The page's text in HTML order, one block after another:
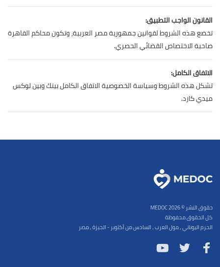
القانون الواجب التطبيق:
تخضع هذه الشروط لقوانين جمهورية مصر العربية، وتكون محاكم القاهرة
صاحبة الاختصاص القضائي الحصري.
الاتفاق الكامل:
تشكل هذه الشروط وسياسة الخصوصية الاتفاق الكامل بينك وبين لوكس
ميدي كارد.
حقوق النشر © 2026 MEDOC
كل الحقوق محفوظة
الحرم اليوناني ، مول العرب ، السادس من أكتوبر - الجيزة ، مصر